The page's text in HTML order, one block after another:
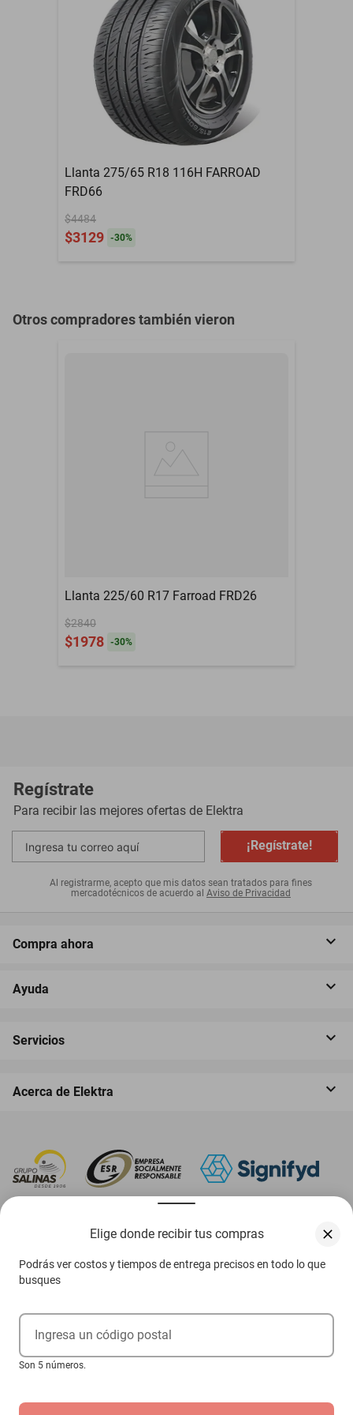
Elige donde recibir tus compras
Podrás ver costos y tiempos de entrega precisos en todo lo que
busques
Ingresa un código postal
Son 5 números.
No
R15
Llanta 275/65 R18 116H FARROAD
FRD66
$4484
$3129 -30%
Otros compradores también vieron
Llanta 225/60 R17 Farroad FRD26
$2840
$1978 -30%
Regístrate
Para recibir las mejores ofertas de Elektra
¡Regístrate!
Al registrarme, acepto que mis datos sean tratados para fines
mercadotécnicos de acuerdo al Aviso de Privacidad
Compra ahora
Ayuda
Servicios
Acerca de Elektra
Ejerce tus derechos ARCO
Términos y condiciones